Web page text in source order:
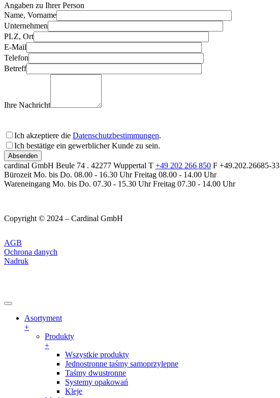
Angaben zu Ihrer Person
Name, Vorname
Unternehmen
PLZ, Ort
E-Mail
Telefon
Betreff
Ihre Nachricht
Ich akzeptiere die Datenschutzbestimmungen.
Ich bestätige ein gewerblicher Kunde zu sein.
Bitte lassen Sie dieses Feld leer
cardinal GmbH Beule 74 . 42277 Wuppertal T +49 202 266 850 F +49.202.26685-33
Bürozeit Mo. bis Do. 08.00 - 16.30 Uhr Freitag 08.00 - 14.00 Uhr
Wareneingang Mo. bis Do. 07.30 - 15.30 Uhr Freitag 07.30 - 14.00 Uhr
Copyright © 2024 – Cardinal GmbH
AGB
Ochrona danych
Nadruk
Asortyment
+
Produkty
+
Wszystkie produkty
Jednostronne taśmy samoprzylepne
Taśmy dwustronne
Systemy opakowań
Kleje